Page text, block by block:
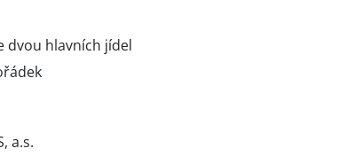
dvou hlavních jídel
a.s.